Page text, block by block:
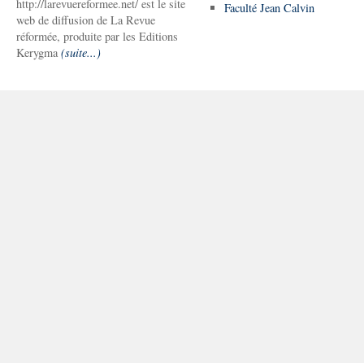
http://larevuereformee.net/ est le site
web de diffusion de La Revue
réformée, produite par les Editions
Kerygma (suite...)
Faculté Jean Calvin